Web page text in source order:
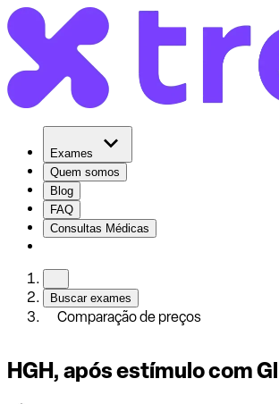
Exames
Quem somos
Blog
FAQ
Consultas Médicas
Buscar exames
Comparação de preços
HGH, após estímulo com